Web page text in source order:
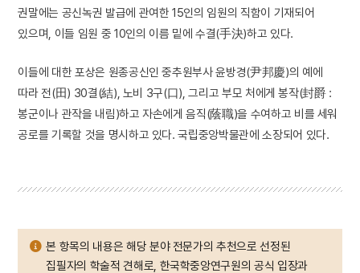
권말에는 공신녹권 발급에 관여한 15인의 임원의 직함이 기재되어
있으며, 이들 임원 중 10인의 이름 밑에 수결(手決)하고 있다.
이들에 대한 포상은 원종공신인 중추원부사 윤방경(尹邦慶)의 예에
따라 전(田) 30결(結), 노비 3구(口), 그리고 부모 처에게 봉작(封爵 :
봉군이나 관작을 내림)하고 자손에게 음직(蔭職)을 수여하고 비를 세워
공로를 기록할 것을 명시하고 있다. 국립중앙박물관에 소장되어 있다.
본 항목의 내용은 해당 분야 전문가의 추천으로 선정된
집필자의 학술적 견해로, 한국학중앙연구원의 공식 입장과